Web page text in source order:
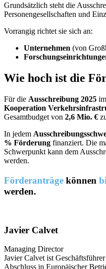
Grundsätzlich steht die
Personengesellschaften und
Vorrangig richtet sie sich an:
Unternehmen (von
Wie hoch ist die
Für die Ausschreibung 2025
Kooperation
Gesamtbudget von 2,6 Mio. €
In jedem
% Förderung finanziert. Die
Schwerpunkt kann dem
werden.
Förderanträge können
werden.
Javier Calvet
Managing Director
Javier Calvet ist
Abschluss in Europäischer